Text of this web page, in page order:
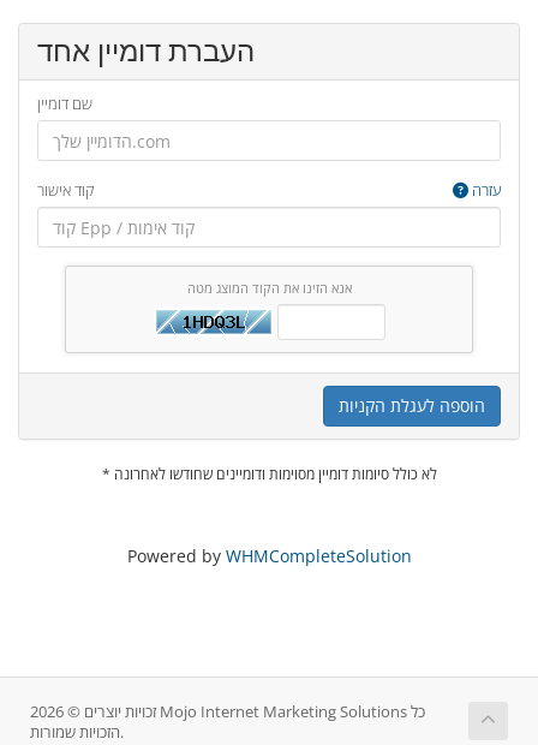
העברת דומיין אחד
שם דומיין
קוד אישור עזרה
אנא הזינו את הקוד המוצג מטה
הוספה לעגלת הקניות
* לא כולל סיומות דומיין מסוימות ודומיינים שחודשו לאחרונה
Powered by WHMCompleteSolution
זכויות יוצרים © 2026 Mojo Internet Marketing Solutions כל
הזכויות שמורות.